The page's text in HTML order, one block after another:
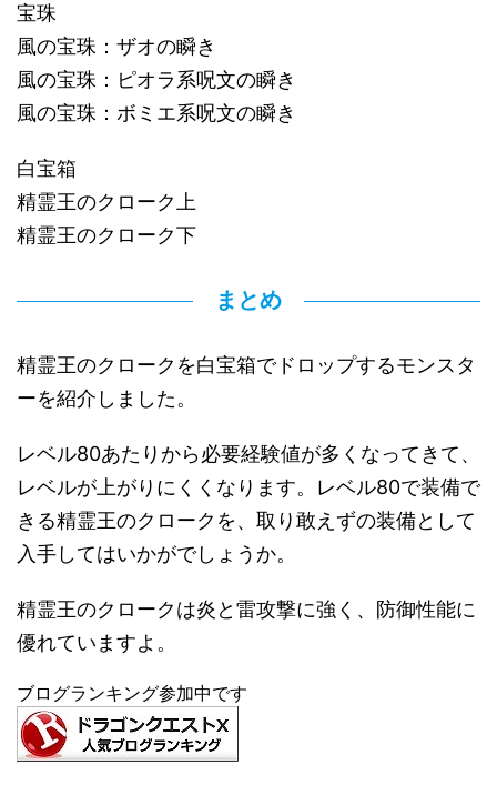
宝珠
風の宝珠：ザオの瞬き
風の宝珠：ピオラ系呪文の瞬き
風の宝珠：ボミエ系呪文の瞬き
白宝箱
精霊王のクローク上
精霊王のクローク下
まとめ
精霊王のクロークを白宝箱でドロップするモンスタ
ーを紹介しました。
レベル80あたりから必要経験値が多くなってきて、
レベルが上がりにくくなります。レベル80で装備で
きる精霊王のクロークを、取り敢えずの装備として
入手してはいかがでしょうか。
精霊王のクロークは炎と雷攻撃に強く、防御性能に
優れていますよ。
ブログランキング参加中です